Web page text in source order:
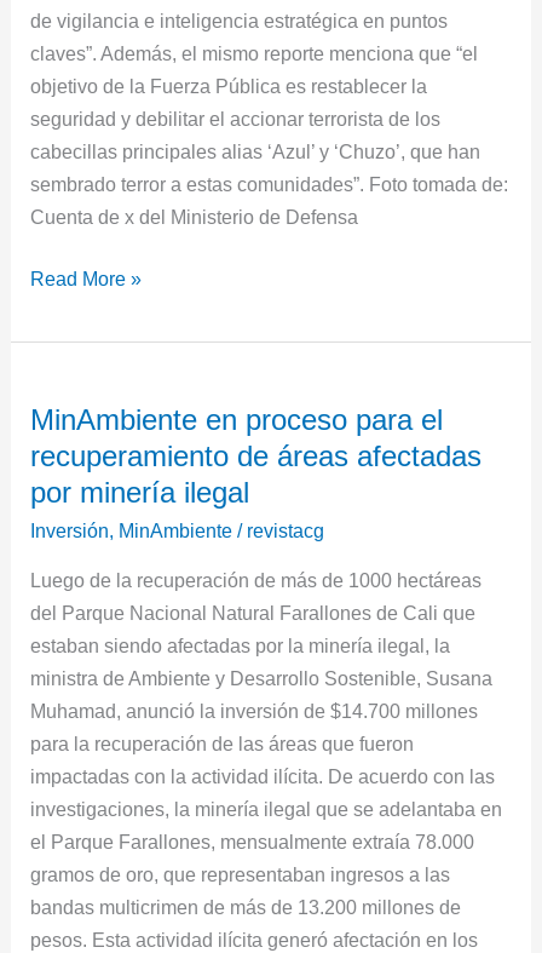
de vigilancia e inteligencia estratégica en puntos
claves”. Además, el mismo reporte menciona que “el
objetivo de la Fuerza Pública es restablecer la
seguridad y debilitar el accionar terrorista de los
cabecillas principales alias ‘Azul’ y ‘Chuzo’, que han
sembrado terror a estas comunidades”. Foto tomada de:
Cuenta de x del Ministerio de Defensa
Read More »
MinAmbiente en proceso para el
recuperamiento de áreas afectadas
por minería ilegal
Inversión, MinAmbiente / revistacg
Luego de la recuperación de más de 1000 hectáreas
del Parque Nacional Natural Farallones de Cali que
estaban siendo afectadas por la minería ilegal, la
ministra de Ambiente y Desarrollo Sostenible, Susana
Muhamad, anunció la inversión de $14.700 millones
para la recuperación de las áreas que fueron
impactadas con la actividad ilícita. De acuerdo con las
investigaciones, la minería ilegal que se adelantaba en
el Parque Farallones, mensualmente extraía 78.000
gramos de oro, que representaban ingresos a las
bandas multicrimen de más de 13.200 millones de
pesos. Esta actividad ilícita generó afectación en los
en
proceso
para
el
de
áreas
afectadas
por
minería
ilegal